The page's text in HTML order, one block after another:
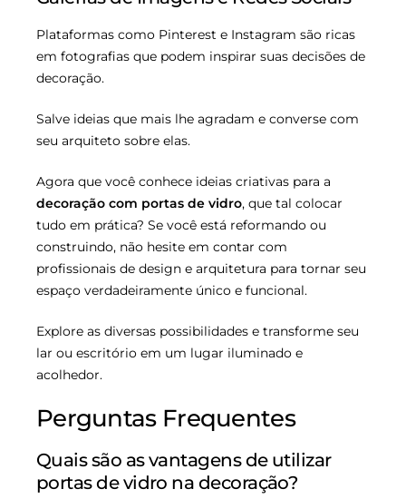
Plataformas como Pinterest e Instagram são ricas
em fotografias que podem inspirar suas decisões de
decoração.
Salve ideias que mais lhe agradam e converse com
seu arquiteto sobre elas.
Agora que você conhece ideias criativas para a
decoração com portas de vidro, que tal colocar
tudo em prática? Se você está reformando ou
construindo, não hesite em contar com
profissionais de design e arquitetura para tornar seu
espaço verdadeiramente único e funcional.
Explore as diversas possibilidades e transforme seu
lar ou escritório em um lugar iluminado e
acolhedor.
Perguntas Frequentes
Quais são as vantagens de utilizar
portas de vidro na decoração?